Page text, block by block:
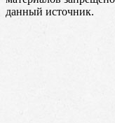
данный источник.